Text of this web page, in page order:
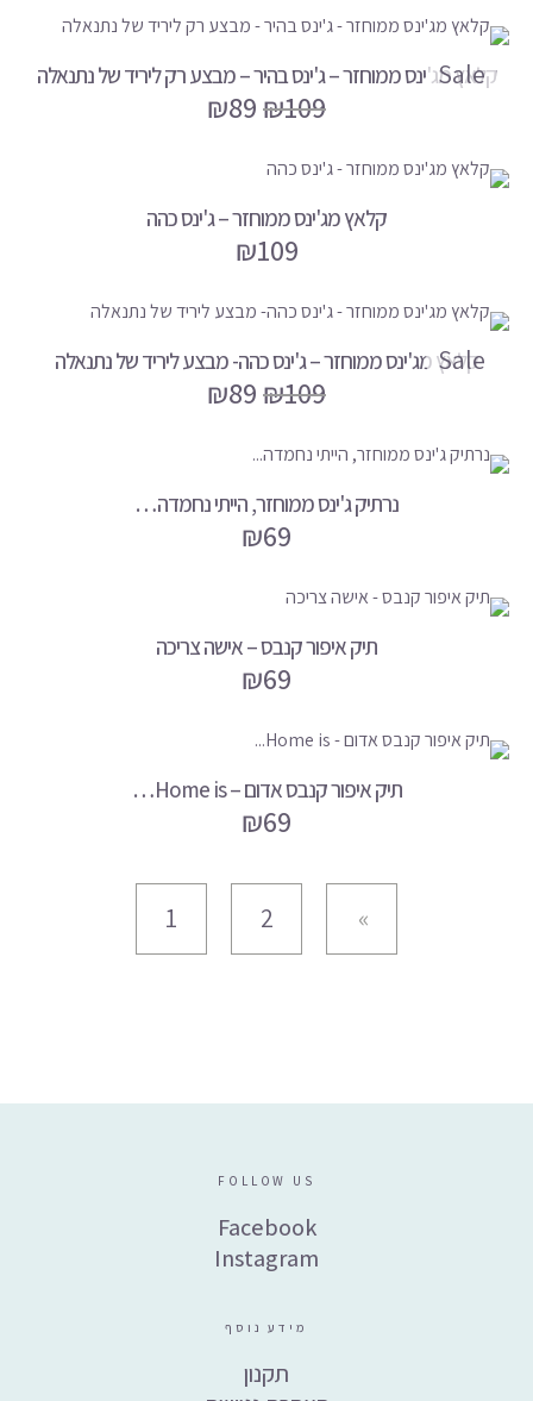
Sale
קלאץ מג'ינס ממוחזר – ג'ינס בהיר – מבצע רק ליריד של נתנאלה
₪109
₪89
קלאץ מג'ינס ממוחזר – ג'ינס כהה
₪109
Sale
קלאץ מג'ינס ממוחזר – ג'ינס כהה- מבצע ליריד של נתנאלה
₪109
₪89
נרתיק ג'ינס ממוחזר, הייתי נחמדה…
₪69
תיק איפור קנבס – אישה צריכה
₪69
תיק איפור קנבס אדום – Home is…
₪69
1 2
FOLLOW US
Facebook
Instagram
מידע נוסף
תקנון